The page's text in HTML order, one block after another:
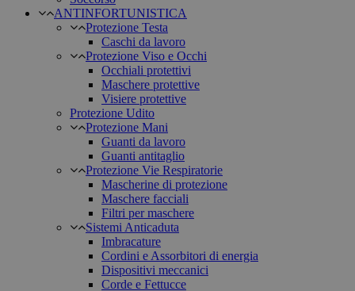
ANTINFORTUNISTICA
Protezione Testa
Caschi da lavoro
Protezione Viso e Occhi
Occhiali protettivi
Maschere protettive
Visiere protettive
Protezione Udito
Protezione Mani
Guanti da lavoro
Guanti antitaglio
Protezione Vie Respiratorie
Mascherine di protezione
Maschere facciali
Filtri per maschere
Sistemi Anticaduta
Imbracature
Cordini e Assorbitori di energia
Dispositivi meccanici
Corde e Fettucce